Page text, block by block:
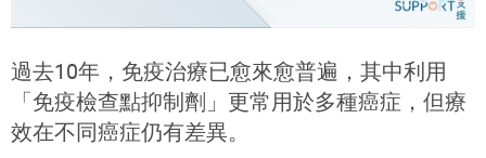
過去10年，免疫治療已愈來愈普遍，其中利用
「免疫檢查點抑制劑」更常用於多種癌症，但療
效在不同癌症仍有差異。